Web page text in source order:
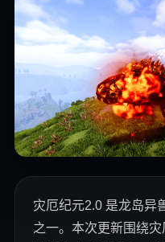
灾厄纪元2.0 是龙岛异
之一。本次更新围绕